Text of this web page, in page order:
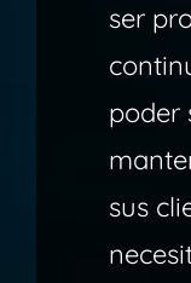
ser
poder
sus